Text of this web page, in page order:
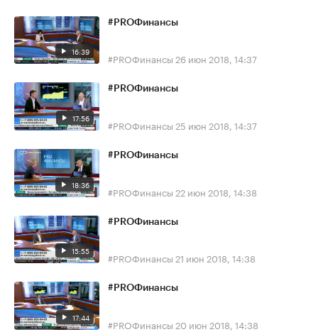
16:39
#PROФинансы
#PROФинансы 26 июн 2018, 14:37
17:56
#PROФинансы
#PROФинансы 25 июн 2018, 14:37
18:36
#PROФинансы
#PROФинансы 22 июн 2018, 14:38
15:55
#PROФинансы
#PROФинансы 21 июн 2018, 14:38
17:44
#PROФинансы
#PROФинансы 20 июн 2018, 14:38